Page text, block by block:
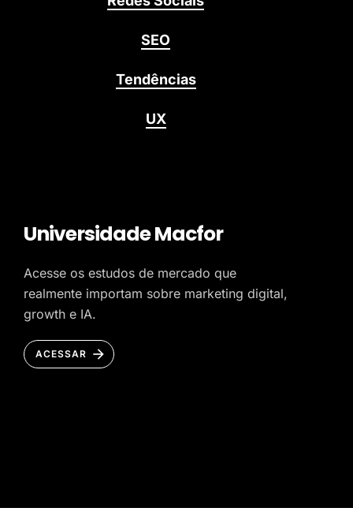
SEO
Tendências
UX
Universidade Macfor
Acesse os estudos de mercado que
realmente importam sobre marketing digital,
growth e IA.
ACESSAR